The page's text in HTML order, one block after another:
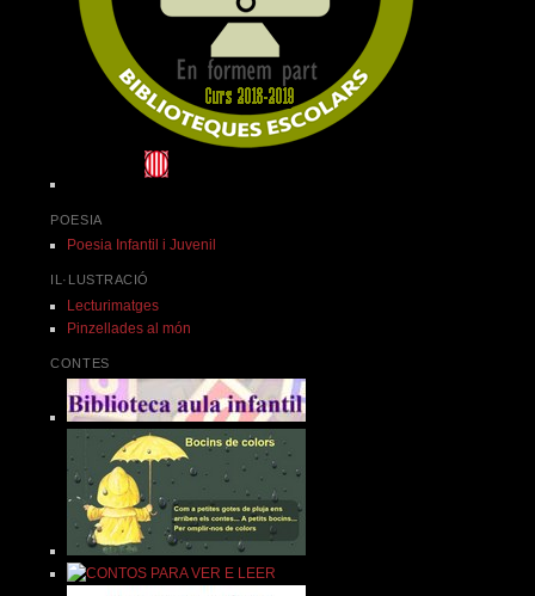
POESIA
Poesia Infantil i Juvenil
IL·LUSTRACIÓ
Lecturimatges
Pinzellades al món
CONTES